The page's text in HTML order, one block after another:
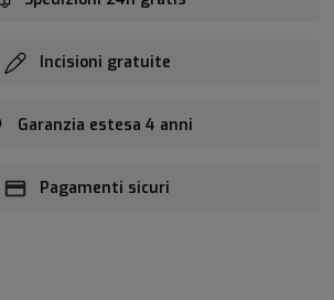
Incisioni gratuite
Garanzia estesa 4 anni
Pagamenti sicuri